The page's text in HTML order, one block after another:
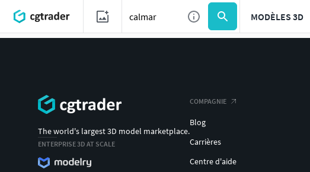
MODÈLES 3D
The world's largest 3D model marketplace.
ENTERPRISE 3D AT SCALE
COMPAGNIE
Blog
Carrières
Centre d'aide